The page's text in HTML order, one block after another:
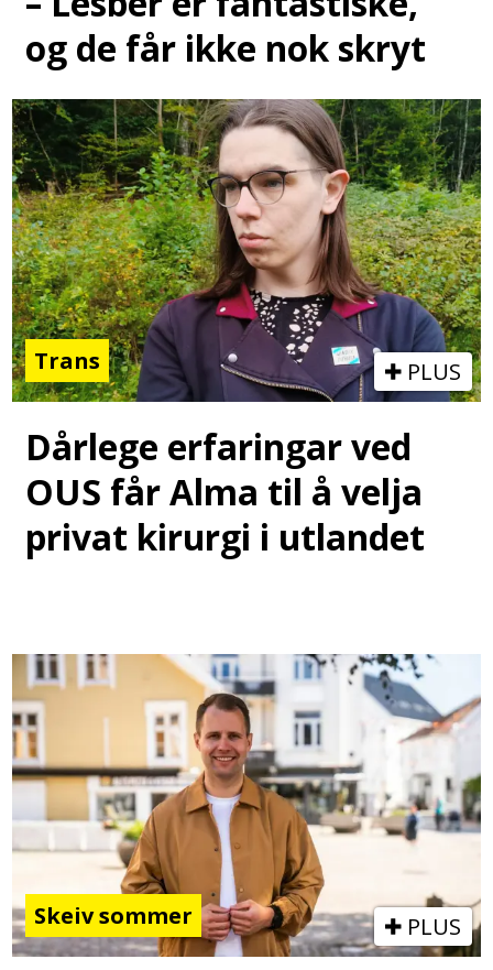
og de får ikke nok skryt
Trans PLUS
Dårlege erfaringar ved
OUS får Alma til å velja
privat kirurgi i utlandet
Skeiv sommer PLUS